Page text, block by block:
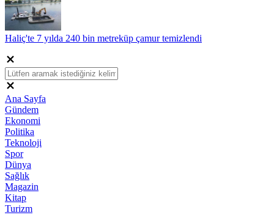
Haliç'te 7 yılda 240 bin metreküp çamur temizlendi
Ana Sayfa
Gündem
Ekonomi
Politika
Teknoloji
Spor
Dünya
Sağlık
Magazin
Kitap
Turizm